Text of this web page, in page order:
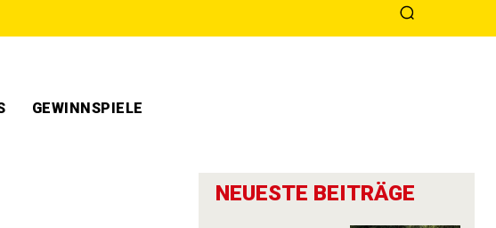
GEWINNSPIELE
NEUESTE BEITRÄGE